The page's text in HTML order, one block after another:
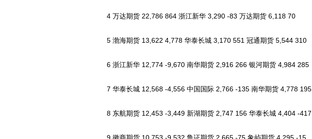
4 万达期货 22,786 864 浙江新华 3,290 -83 万达期货 6,118 70
5 渤海期货 13,622 4,778 华泰长城 3,170 551 冠通期货 5,544 310
6 浙江新华 12,774 -9,670 南华期货 2,916 266 银河期货 4,984 285
7 华泰长城 12,568 -4,556 中国国际 2,766 -135 南华期货 4,778 195
8 东航期货 12,453 -3,449 新湖期货 2,747 156 华泰长城 4,404 -417